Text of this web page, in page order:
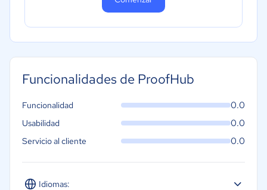
Funcionalidades de ProofHub
Idiomas:
Funcionalidad 0.0
Usabilidad 0.0
Servicio al cliente 0.0